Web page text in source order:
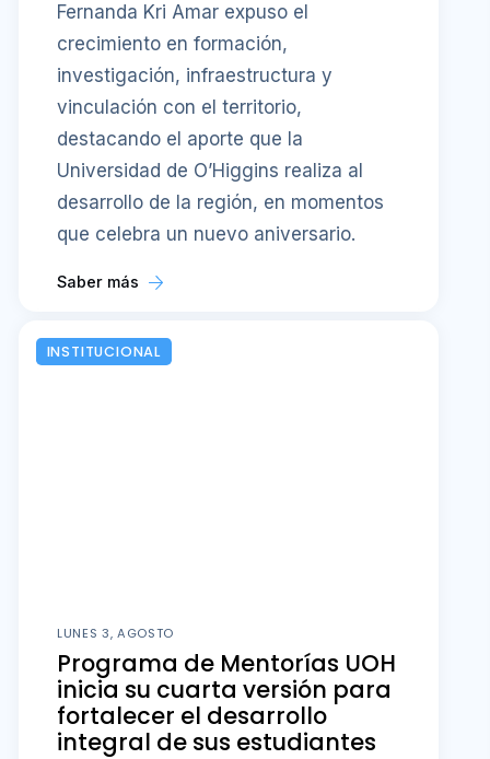
Fernanda Kri Amar expuso el
crecimiento en formación,
investigación, infraestructura y
vinculación con el territorio,
destacando el aporte que la
Universidad de O’Higgins realiza al
desarrollo de la región, en momentos
que celebra un nuevo aniversario.
Saber más
INSTITUCIONAL
LUNES 3, AGOSTO
Programa de Mentorías UOH
inicia su cuarta versión para
fortalecer el desarrollo
integral de sus estudiantes